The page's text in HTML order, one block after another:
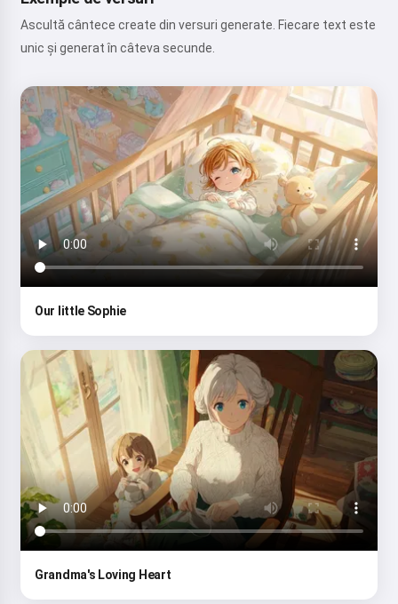
Ascultă cântece create din versuri generate. Fiecare text este
unic și generat în câteva secunde.
Our little Sophie
Grandma's Loving Heart